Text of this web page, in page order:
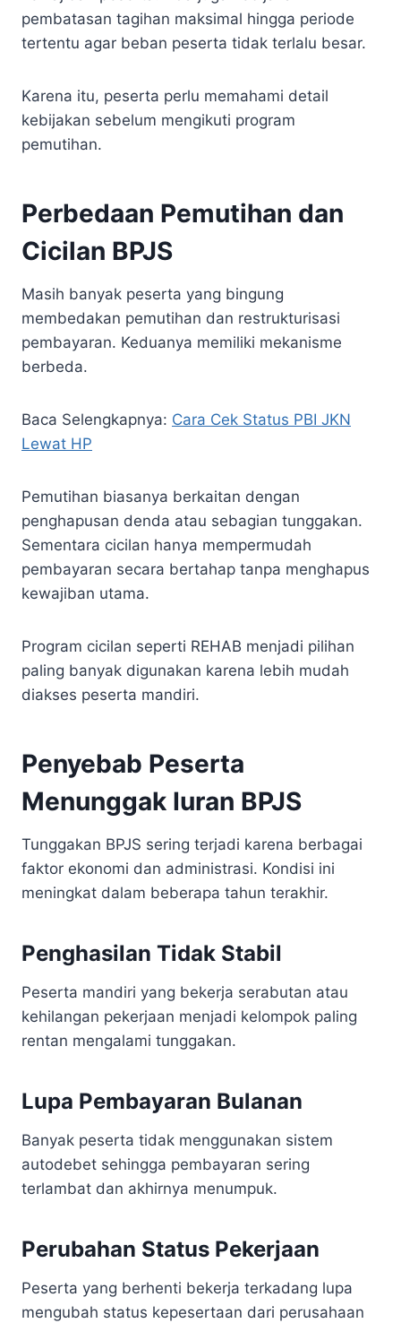
pembatasan tagihan maksimal hingga periode
tertentu agar beban peserta tidak terlalu besar.
Karena itu, peserta perlu memahami detail
kebijakan sebelum mengikuti program
pemutihan.
Perbedaan Pemutihan dan
Cicilan BPJS
Masih banyak peserta yang bingung
membedakan pemutihan dan restrukturisasi
pembayaran. Keduanya memiliki mekanisme
berbeda.
Baca Selengkapnya: Cara Cek Status PBI JKN
Lewat HP
Pemutihan biasanya berkaitan dengan
penghapusan denda atau sebagian tunggakan.
Sementara cicilan hanya mempermudah
pembayaran secara bertahap tanpa menghapus
kewajiban utama.
Program cicilan seperti REHAB menjadi pilihan
paling banyak digunakan karena lebih mudah
diakses peserta mandiri.
Penyebab Peserta
Menunggak Iuran BPJS
Tunggakan BPJS sering terjadi karena berbagai
faktor ekonomi dan administrasi. Kondisi ini
meningkat dalam beberapa tahun terakhir.
Penghasilan Tidak Stabil
Peserta mandiri yang bekerja serabutan atau
kehilangan pekerjaan menjadi kelompok paling
rentan mengalami tunggakan.
Lupa Pembayaran Bulanan
Banyak peserta tidak menggunakan sistem
autodebet sehingga pembayaran sering
terlambat dan akhirnya menumpuk.
Perubahan Status Pekerjaan
Peserta yang berhenti bekerja terkadang lupa
mengubah status kepesertaan dari perusahaan